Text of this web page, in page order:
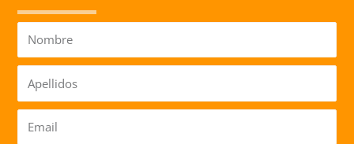
Nombre
Apellidos